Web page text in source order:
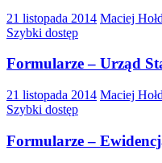
21 listopada 2014 Maciej
Szybki dostęp
Formularze – Urząd
21 listopada 2014 Maciej
Szybki dostęp
Formularze –